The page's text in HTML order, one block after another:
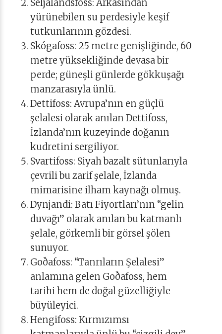
Seljalandsfoss: Arkasından
yürünebilen su perdesiyle keşif
tutkunlarının gözdesi.
Skógafoss: 25 metre genişliğinde, 60
metre yüksekliğinde devasa bir
perde; güneşli günlerde gökkuşağı
manzarasıyla ünlü.
Dettifoss: Avrupa’nın en güçlü
şelalesi olarak anılan Dettifoss,
İzlanda’nın kuzeyinde doğanın
kudretini sergiliyor.
Svartifoss: Siyah bazalt sütunlarıyla
çevrili bu zarif şelale, İzlanda
mimarisine ilham kaynağı olmuş.
Dynjandi: Batı Fiyortları’nın “gelin
duvağı” olarak anılan bu katmanlı
şelale, görkemli bir görsel şölen
sunuyor.
Goðafoss: “Tanrıların Şelalesi”
anlamına gelen Goðafoss, hem
tarihi hem de doğal güzelliğiyle
büyüleyici.
Hengifoss: Kırmızımsı